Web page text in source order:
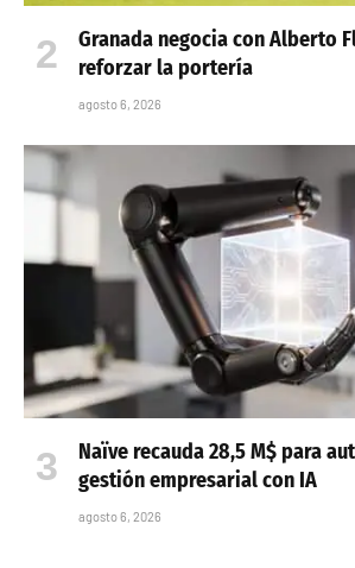
Granada negocia con Alberto
reforzar la portería
agosto 6, 2026
Naïve recauda 28,5 M$ para
gestión empresarial con IA
agosto 6, 2026